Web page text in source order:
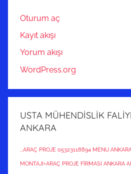
Oturum aç
Kayıt akışı
Yorum akışı
WordPress.org
USTA MÜHENDİSLİK
ANKARA
...ARAÇ PROJE 05323118894 MENU
MONTAJI+ARAÇ PROJE FİRMASI ANKARA